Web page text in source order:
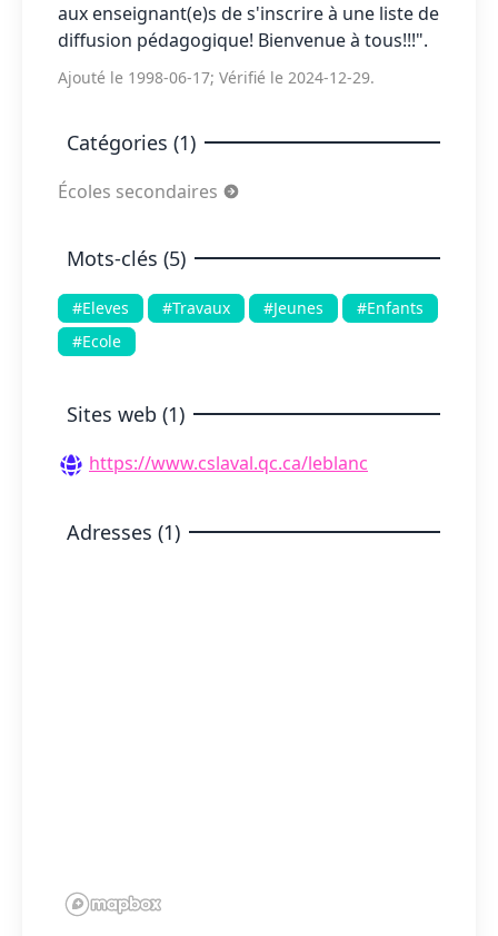
aux enseignant(e)s de s'inscrire à une liste de
diffusion pédagogique! Bienvenue à tous!!!".
Ajouté le 1998-06-17; Vérifié le 2024-12-29.
Catégories (1)
Écoles secondaires
Mots-clés (5)
#Eleves #Travaux #Jeunes
#Enfants
#Ecole
Sites web (1)
https://www.cslaval.qc.ca/leblanc
Adresses (1)